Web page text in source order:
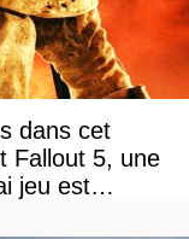
dans cet
Fallout 5, une
jeu est